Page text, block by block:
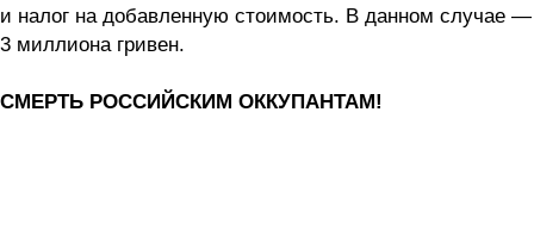
и налог на добавленную стоимость. В данном случае —
3 миллиона гривен.
СМЕРТЬ РОССИЙСКИМ ОККУПАНТАМ!